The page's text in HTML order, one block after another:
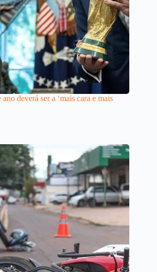
deverá ser a ‘mais cara e mais